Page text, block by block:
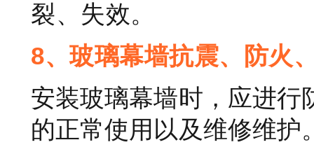
裂、失效。
8、玻璃幕墙抗震、防火
安装玻璃幕墙时，应进行
的正常使用以及维修维护